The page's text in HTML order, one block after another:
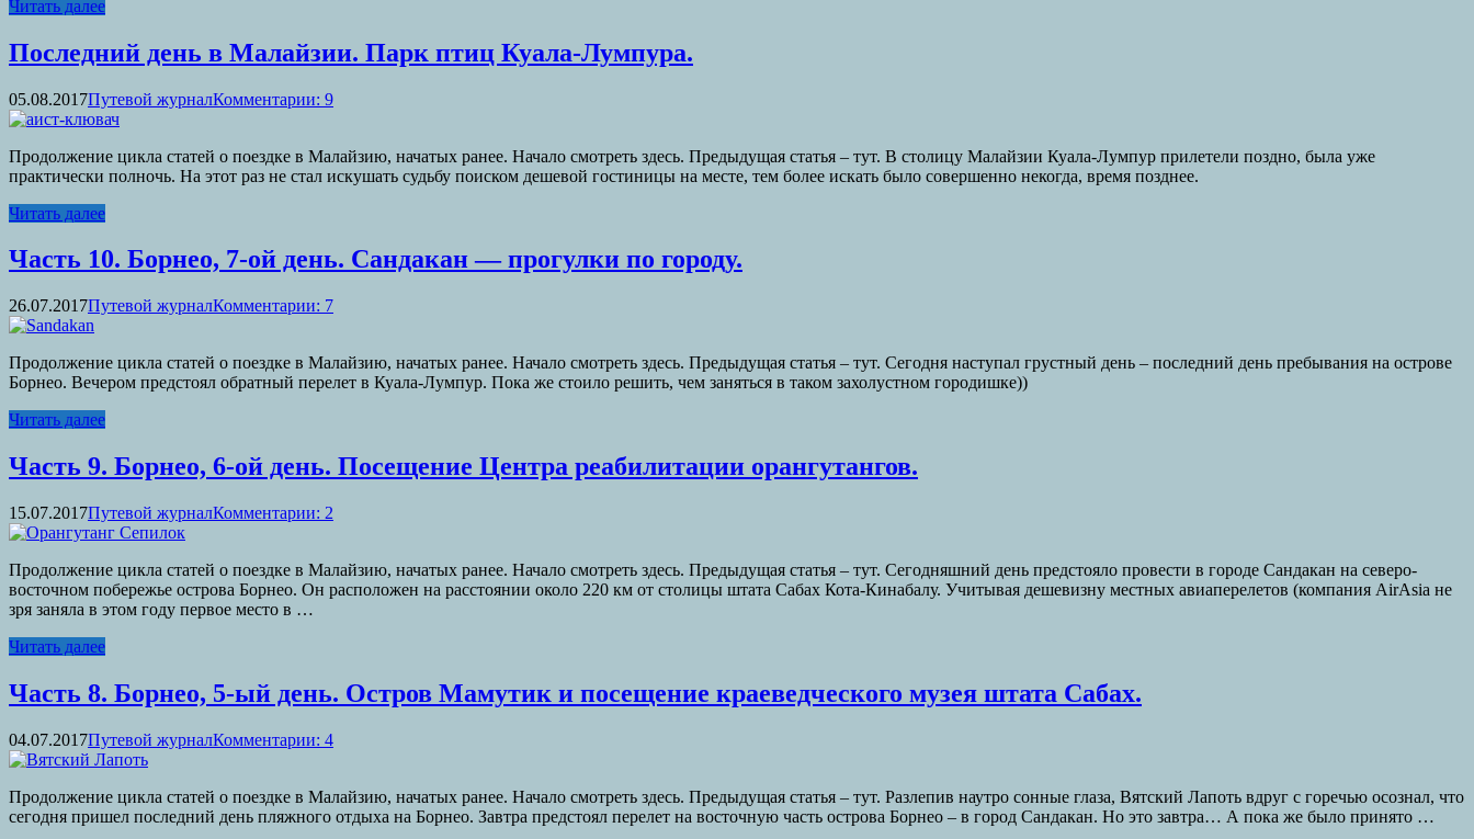
Читать далее
Последний день в Малайзии. Парк птиц Куала-Лумпура.
05.08.2017Путевой журналКомментарии: 9
Продолжение цикла статей о поездке в Малайзию, начатых ранее. Начало смотреть здесь. Предыдущая статья – тут. В столицу Малайзии Куала-Лумпур прилетели поздно, была уже
практически полночь. На этот раз не стал искушать судьбу поиском дешевой гостиницы на месте, тем более искать было совершенно некогда, время позднее.
Читать далее
Часть 10. Борнео, 7-ой день. Сандакан — прогулки по городу.
26.07.2017Путевой журналКомментарии: 7
Продолжение цикла статей о поездке в Малайзию, начатых ранее. Начало смотреть здесь. Предыдущая статья – тут. Сегодня наступал грустный день – последний день пребывания на острове
Борнео. Вечером предстоял обратный перелет в Куала-Лумпур. Пока же стоило решить, чем заняться в таком захолустном городишке))
Читать далее
Часть 9. Борнео, 6-ой день. Посещение Центра реабилитации орангутангов.
15.07.2017Путевой журналКомментарии: 2
Продолжение цикла статей о поездке в Малайзию, начатых ранее. Начало смотреть здесь. Предыдущая статья – тут. Сегодняшний день предстояло провести в городе Сандакан на северо-
восточном побережье острова Борнео. Он расположен на расстоянии около 220 км от столицы штата Сабах Кота-Кинабалу. Учитывая дешевизну местных авиаперелетов (компания AirAsia не
зря заняла в этом году первое место в …
Читать далее
Часть 8. Борнео, 5-ый день. Остров Мамутик и посещение краеведческого музея штата Сабах.
04.07.2017Путевой журналКомментарии: 4
Продолжение цикла статей о поездке в Малайзию, начатых ранее. Начало смотреть здесь. Предыдущая статья – тут. Разлепив наутро сонные глаза, Вятский Лапоть вдруг с горечью осознал, что
сегодня пришел последний день пляжного отдыха на Борнео. Завтра предстоял перелет на восточную часть острова Борнео – в город Сандакан. Но это завтра… А пока же было принято …